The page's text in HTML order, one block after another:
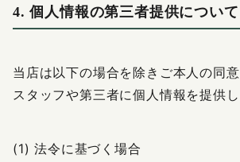
4. 個人情報の第三者提供について
当店は以下の場合を除きご本人の同
スタッフや第三者に個人情報を提供し
(1) 法令に基づく場合